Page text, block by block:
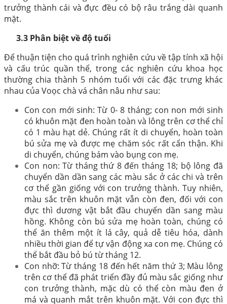
trưởng thành cái và đực đều có bộ râu trắng dài quanh
mặt.
3.3 Phân biệt về độ tuổi
Để thuận tiện cho quá trình nghiên cứu về tập tính xã hội
và cấu trúc quần thể, trong các nghiên cứu khoa học
thường chia thành 5 nhóm tuổi với các đặc trưng khác
nhau của Voọc chà vá chân nâu như sau:
Con con mới sinh: Từ 0- 8 tháng; con non mới sinh
có khuôn mặt đen hoàn toàn và lông trên cơ thể chỉ
có 1 màu hạt dẻ. Chúng rất ít di chuyển, hoàn toàn
bú sửa mẹ và được mẹ chăm sóc rất cẩn thận. Khi
di chuyển, chúng bám vào bụng con mẹ.
Con non: Từ tháng thứ 8 đến tháng 18; bộ lông đã
chuyển dần dần sang các màu sắc ở các chi và trên
cơ thể gần giống với con trưởng thành. Tuy nhiên,
màu sắc trên khuôn mặt vẫn còn đen, đối với con
đực thì dương vật bắt đầu chuyển dần sang màu
hồng. Không còn bú sửa mẹ hoàn toàn, chúng có
thể ăn thêm một ít lá cây, quả dễ tiêu hóa, dành
nhiều thời gian để tự vận động xa con mẹ. Chúng có
thể bắt đầu bỏ bú từ tháng 12.
Con nhỡ: Từ tháng 18 đến hết năm thứ 3; Màu lông
trên cơ thể đã phát triển đầy đủ màu sắc giống như
con trưởng thành, mặc dù có thể còn màu đen ở
má và quanh mắt trên khuôn mặt. Với con đực thì